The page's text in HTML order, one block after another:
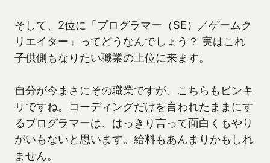
そして、2位に「プログラマー（SE）／ゲームク
リエイター」ってどうなんでしょう？ 実はこれ
子供側もなりたい職業の上位に来ます。
自分が今まさにその職業ですが、こちらもピンキ
リですね。コーディングだけを言われたままにす
るプログラマーは、はっきり言って面白くもやり
がいもないと思います。給料もあんまりかもしれ
ません。